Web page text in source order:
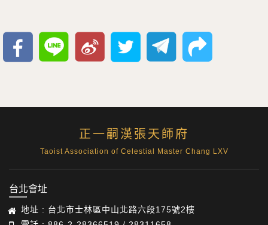
正一嗣漢張天師府
Taoist Association of Celestial Master Chang LXV
台北會址
地址 : 台北市士林區中山北路六段175號2樓